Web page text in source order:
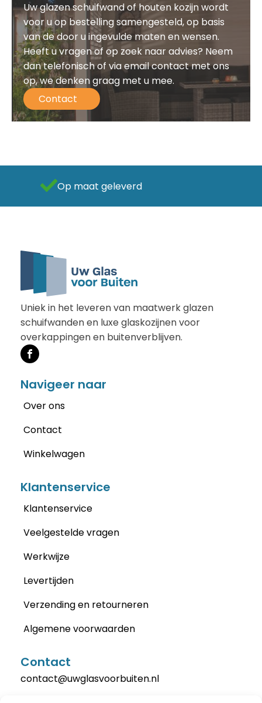
Uw glazen schuifwand of houten kozijn wordt
voor u op bestelling samengesteld, op basis
van de door u ingevulde maten en wensen.
Heeft u vragen of op zoek naar advies? Neem
dan telefonisch of via email contact met ons
op, we denken graag met u mee.
Contact
Als beste getest
Uniek in het leveren van maatwerk glazen
schuifwanden en luxe glaskozijnen voor
overkappingen en buitenverblijven.
Navigeer naar
Over ons
Contact
Winkelwagen
Klantenservice
Klantenservice
Veelgestelde vragen
Werkwijze
Levertijden
Verzending en retourneren
Algemene voorwaarden
Contact
contact@uwglasvoorbuiten.nl